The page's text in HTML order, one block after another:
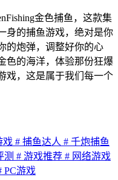
金色捕鱼，这款集
身的捕鱼游戏，绝对是你
的炮弹，调整好你的心
色的海洋，体验那份狂爆
戏，这是属于我们每一个
戏 # 捕鱼达人 # 千炮捕鱼
测 # 游戏推荐 # 网络游戏
PC游戏